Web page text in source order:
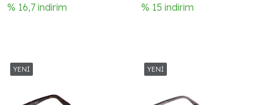
% 16,7 indirim % 15 indirim